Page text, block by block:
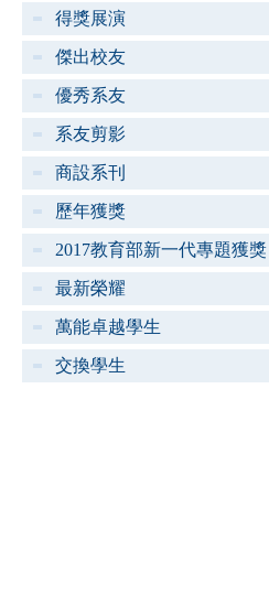
得獎展演
傑出校友
優秀系友
系友剪影
商設系刊
歷年獲獎
2017教育部新一代專題獲獎
最新榮耀
萬能卓越學生
交換學生